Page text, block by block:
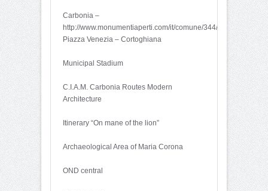
Carbonia –
http://www.monumentiaperti.com/it/comune/344/Carbonia.html
Piazza Venezia – Cortoghiana
Municipal Stadium
C.I.A.M. Carbonia Routes Modern
Architecture
Itinerary “On mane of the lion”
Archaeological Area of ​​Maria Corona
OND central